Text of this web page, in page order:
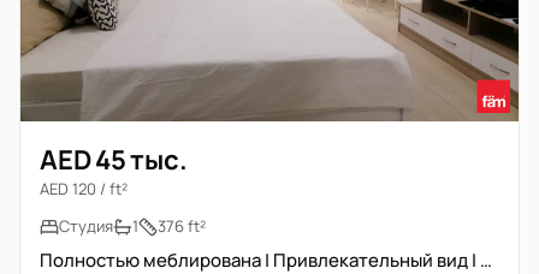
AED 45 тыс.
AED 120 / ft²
Студия
1 376 ft²
Полностью меблирована | Привлекательный вид | Высокий этаж